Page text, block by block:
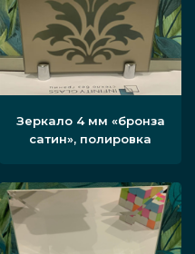
Зеркало 4 мм «бронза
сатин», полировка